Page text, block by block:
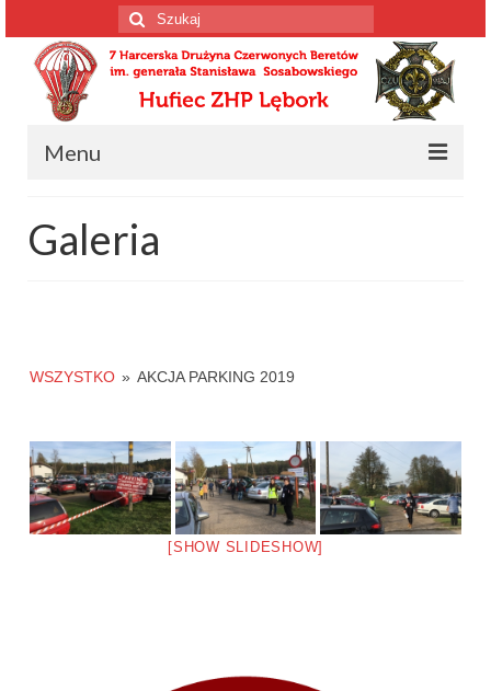
Szuklaj
w:
Menu
Informacja o drużynie
Kalendarium
Emblematy (plakietki) i znaki drużyny
Galeria
WSZYSTKO » AKCJA PARKING 2019
[SHOW SLIDESHOW]